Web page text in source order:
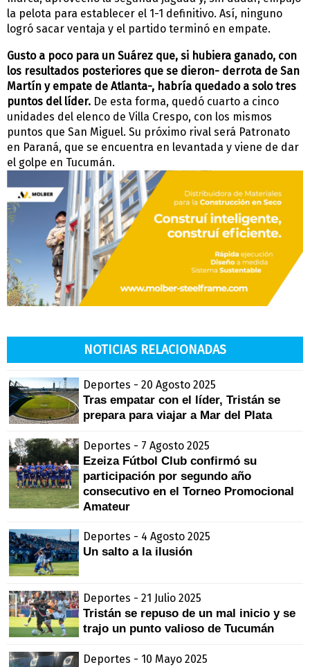
la pelota para establecer el 1-1 definitivo. Así, ninguno
logró sacar ventaja y el partido terminó en empate.
Gusto a poco para un Suárez que, si hubiera ganado, con
los resultados posteriores que se dieron- derrota de San
Martín y empate de Atlanta-, habría quedado a solo tres
puntos del líder. De esta forma, quedó cuarto a cinco
unidades del elenco de Villa Crespo, con los mismos
puntos que San Miguel. Su próximo rival será Patronato
en Paraná, que se encuentra en levantada y viene de dar
el golpe en Tucumán.
NOTICIAS RELACIONADAS
Deportes - 20 Agosto 2025
Tras empatar con el líder, Tristán se
prepara para viajar a Mar del Plata
Deportes - 7 Agosto 2025
Ezeiza Fútbol Club confirmó su
participación por segundo año
consecutivo en el Torneo Promocional
Amateur
Deportes - 4 Agosto 2025
Un salto a la ilusión
Deportes - 21 Julio 2025
Tristán se repuso de un mal inicio y se
trajo un punto valioso de Tucumán
Deportes - 10 Mayo 2025